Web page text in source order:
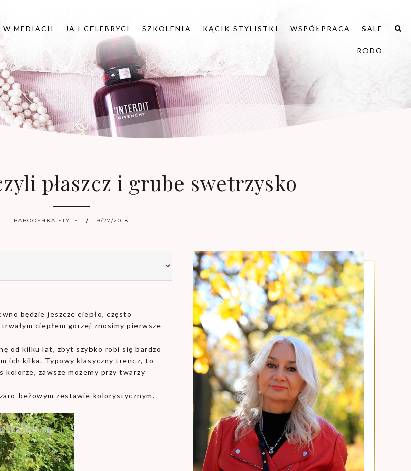
W MEDIACH JA I CELEBRYCI SZKOLENIA KĄCIK STYLISTKI WSPÓŁPRACA SALE
RODO
płaszcz i grube swetrzysko
BABOOSHKA STYLE 9/27/2018
będzie jeszcze ciepło, często
ciepłem gorzej znosimy pierwsze
od kilku lat, zbyt szybko robi się bardzo
ich kilka. Typowy klasyczny trencz, to
zawsze możemy przy twarzy
beżowym zestawie kolorystycznym.